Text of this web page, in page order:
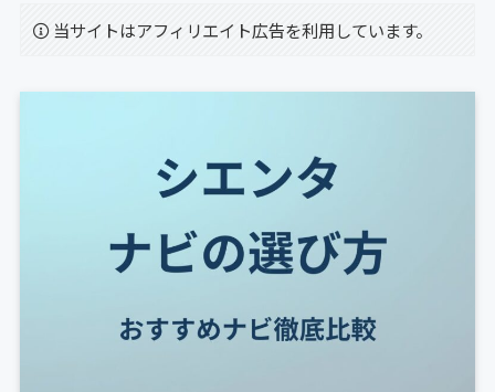
当サイトはアフィリエイト広告を利用しています。